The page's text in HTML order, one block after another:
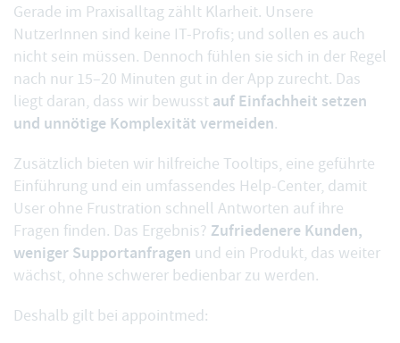
Gerade im Praxisalltag zählt Klarheit. Unsere
NutzerInnen sind keine IT-Profis; und sollen es auch
nicht sein müssen. Dennoch fühlen sie sich in der Regel
nach nur 15–20 Minuten gut in der App zurecht. Das
liegt daran, dass wir bewusst auf Einfachheit setzen
und unnötige Komplexität vermeiden.
Zusätzlich bieten wir hilfreiche Tooltips, eine geführte
Einführung und ein umfassendes Help-Center, damit
User ohne Frustration schnell Antworten auf ihre
Fragen finden. Das Ergebnis? Zufriedenere Kunden,
weniger Supportanfragen und ein Produkt, das weiter
wächst, ohne schwerer bedienbar zu werden.
Deshalb gilt bei appointmed: